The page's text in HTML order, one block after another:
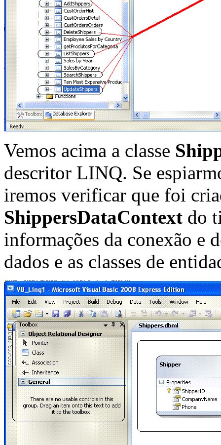
Vemos acima a classe
descritor LINQ. Se
iremos verificar que foi
ShippersDataContext do
informações da conexão e
dados e as classes de